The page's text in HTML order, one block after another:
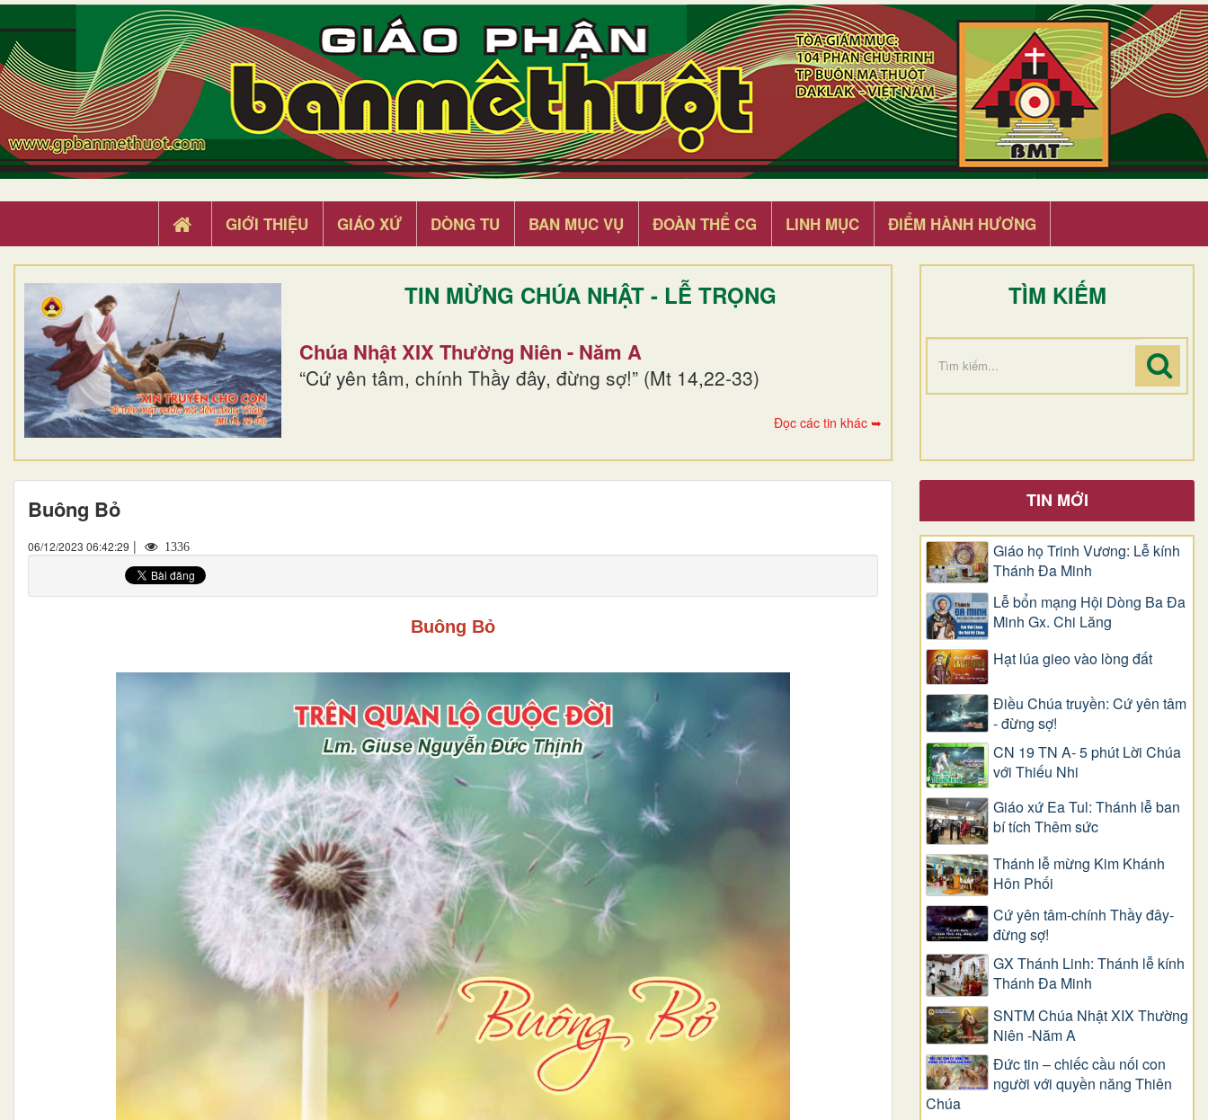
GIỚI THIỆU GIÁO XỨ DÒNG TU BAN MỤC VỤ ĐOÀN THỂ CG LINH MỤC ĐIỂM HÀNH HƯƠNG
TIN MỪNG CHÚA NHẬT - LỄ TRỌNG
Chúa Nhật XIX Thường Niên - Năm A
“Cứ yên tâm, chính Thầy đây, đừng sợ!” (Mt 14,22-33)
Đọc các tin khác ➥
TÌM KIẾM
Buông Bỏ
06/12/2023 06:42:29 | 1336
Buông Bỏ
TIN MỚI
Giáo họ Trinh Vương: Lễ kính
Thánh Đa Minh
Lễ bổn mạng Hội Dòng Ba Đa
Minh Gx. Chi Lăng
Hạt lúa gieo vào lòng đất
Điều Chúa truyền: Cứ yên tâm
- đừng sợ!
CN 19 TN A- 5 phút Lời Chúa
với Thiếu Nhi
Giáo xứ Ea Tul: Thánh lễ ban
bí tích Thêm sức
Thánh lễ mừng Kim Khánh
Hôn Phối
Cứ yên tâm-chính Thầy đây-
đừng sợ!
GX Thánh Linh: Thánh lễ kính
Thánh Đa Minh
SNTM Chúa Nhật XIX Thường
Niên -Năm A
Đức tin – chiếc cầu nối con
người với quyền năng Thiên
Chúa